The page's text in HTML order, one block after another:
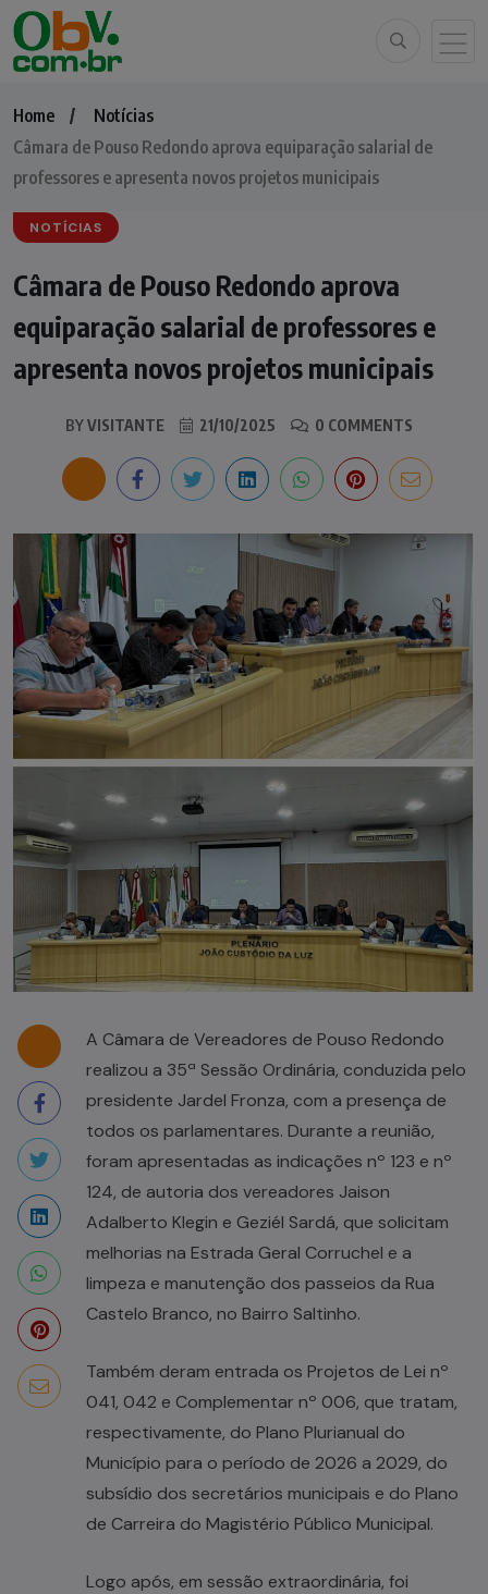
Home
Notícias
Câmara de Pouso Redondo aprova equiparação salarial de
professores e apresenta novos projetos municipais
NOTÍCIAS
Câmara de Pouso Redondo aprova
equiparação salarial de professores e
apresenta novos projetos municipais
BYVISITANTE 21/10/2025 0 COMMENTS
A Câmara de Vereadores de Pouso Redondo
realizou a 35ª Sessão Ordinária, conduzida pelo
presidente Jardel Fronza, com a presença de
todos os parlamentares. Durante a reunião,
foram apresentadas as indicações nº 123 e nº
124, de autoria dos vereadores Jaison
Adalberto Klegin e Geziél Sardá, que solicitam
melhorias na Estrada Geral Corruchel e a
limpeza e manutenção dos passeios da Rua
Castelo Branco, no Bairro Saltinho.
Também deram entrada os Projetos de Lei nº
041, 042 e Complementar nº 006, que tratam,
respectivamente, do Plano Plurianual do
Município para o período de 2026 a 2029, do
subsídio dos secretários municipais e do Plano
de Carreira do Magistério Público Municipal.
Logo após, em sessão extraordinária, foi